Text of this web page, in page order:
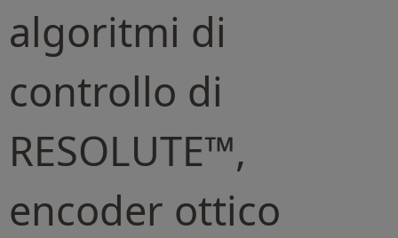
algoritmi di
controllo di
RESOLUTE™,
encoder ottico